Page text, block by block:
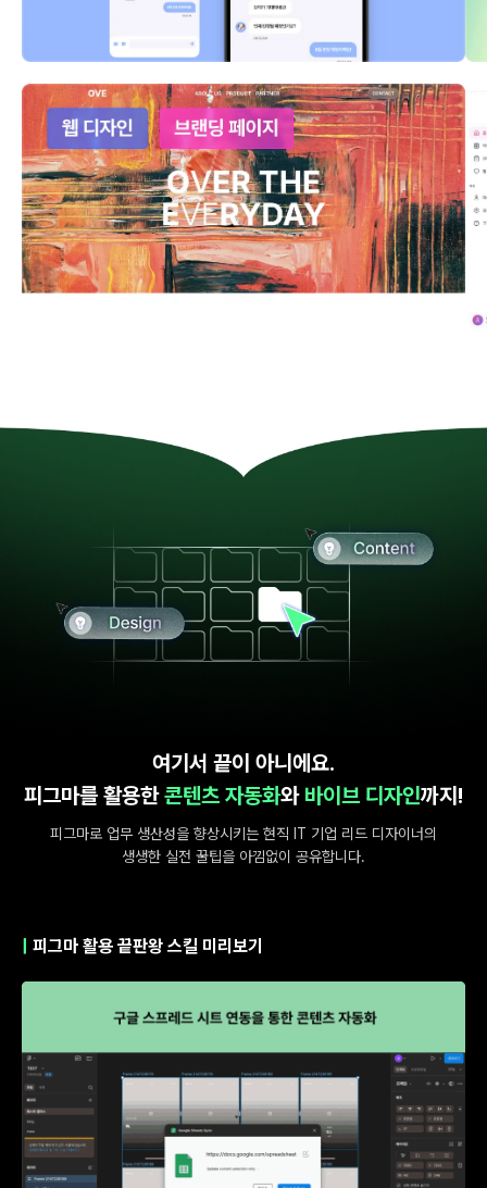
여기서 끝이 아니에요.
피그마를 활용한콘텐츠 자동화와 바이브 디자인까지!
피그마로 업무 생산성을 향상시키는 현직 IT 기업 리드 디자이너의
생생한 실전 꿀팁을 아낌없이 공유합니다.
피그마 활용 끝판왕 스킬 미리보기